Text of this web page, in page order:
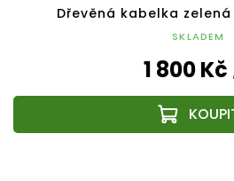
Dřevěná kabelka
SKLADEM
1 800 Kč